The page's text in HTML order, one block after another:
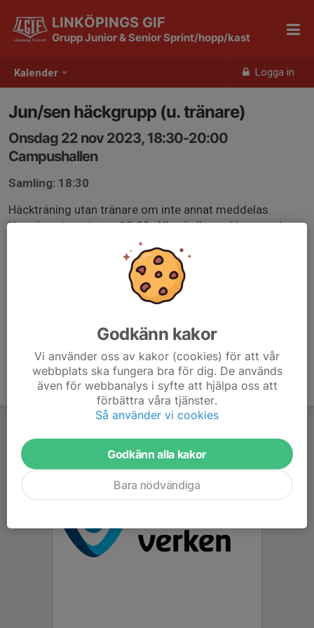
Kalender Logga in
LINKÖPINGS GIF
Grupp Junior & Senior Sprint/hopp/kast
Jun/sen häckgrupp (u. tränare)
Onsdag 22 nov 2023, 18:30-20:00
Campushallen
Samling: 18:30
Häckträning utan tränare om inte annat meddelas.
Uppvärmning startar 18:30. Alla skall vara klara med
uppvärmning senast 19:00. Följ träningsprogram och
hjälp varandra med feedback.
Godkänn kakor
Vi använder oss av kakor (cookies) för att vår
webbplats ska fungera bra för dig. De används
även för webbanalys i syfte att hjälpa oss att
förbättra våra tjänster.
Så använder vi cookies
Godkänn alla kakor
Bara nödvändiga